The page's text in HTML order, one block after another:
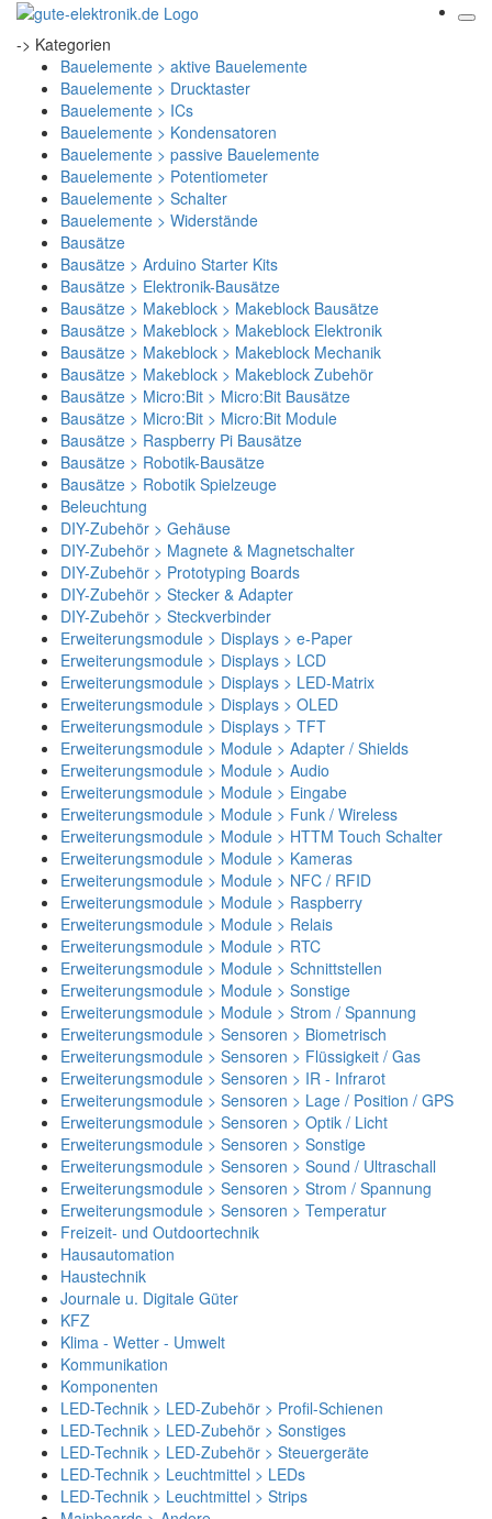
-> Kategorien
Bauelemente > aktive Bauelemente
Bauelemente > Drucktaster
Bauelemente > ICs
Bauelemente > Kondensatoren
Bauelemente > passive Bauelemente
Bauelemente > Potentiometer
Bauelemente > Schalter
Bauelemente > Widerstände
Bausätze
Bausätze > Arduino Starter Kits
Bausätze > Elektronik-Bausätze
Bausätze > Makeblock > Makeblock Bausätze
Bausätze > Makeblock > Makeblock Elektronik
Bausätze > Makeblock > Makeblock Mechanik
Bausätze > Makeblock > Makeblock Zubehör
Bausätze > Micro:Bit > Micro:Bit Bausätze
Bausätze > Micro:Bit > Micro:Bit Module
Bausätze > Raspberry Pi Bausätze
Bausätze > Robotik-Bausätze
Bausätze > Robotik Spielzeuge
Beleuchtung
DIY-Zubehör > Gehäuse
DIY-Zubehör > Magnete & Magnetschalter
DIY-Zubehör > Prototyping Boards
DIY-Zubehör > Stecker & Adapter
DIY-Zubehör > Steckverbinder
Erweiterungsmodule > Displays > e-Paper
Erweiterungsmodule > Displays > LCD
Erweiterungsmodule > Displays > LED-Matrix
Erweiterungsmodule > Displays > OLED
Erweiterungsmodule > Displays > TFT
Erweiterungsmodule > Module > Adapter / Shields
Erweiterungsmodule > Module > Audio
Erweiterungsmodule > Module > Eingabe
Erweiterungsmodule > Module > Funk / Wireless
Erweiterungsmodule > Module > HTTM Touch Schalter
Erweiterungsmodule > Module > Kameras
Erweiterungsmodule > Module > NFC / RFID
Erweiterungsmodule > Module > Raspberry
Erweiterungsmodule > Module > Relais
Erweiterungsmodule > Module > RTC
Erweiterungsmodule > Module > Schnittstellen
Erweiterungsmodule > Module > Sonstige
Erweiterungsmodule > Module > Strom / Spannung
Erweiterungsmodule > Sensoren > Biometrisch
Erweiterungsmodule > Sensoren > Flüssigkeit / Gas
Erweiterungsmodule > Sensoren > IR - Infrarot
Erweiterungsmodule > Sensoren > Lage / Position / GPS
Erweiterungsmodule > Sensoren > Optik / Licht
Erweiterungsmodule > Sensoren > Sonstige
Erweiterungsmodule > Sensoren > Sound / Ultraschall
Erweiterungsmodule > Sensoren > Strom / Spannung
Erweiterungsmodule > Sensoren > Temperatur
Freizeit- und Outdoortechnik
Hausautomation
Haustechnik
Journale u. Digitale Güter
KFZ
Klima - Wetter - Umwelt
Kommunikation
Komponenten
LED-Technik > LED-Zubehör > Profil-Schienen
LED-Technik > LED-Zubehör > Sonstiges
LED-Technik > LED-Zubehör > Steuergeräte
LED-Technik > Leuchtmittel > LEDs
LED-Technik > Leuchtmittel > Strips